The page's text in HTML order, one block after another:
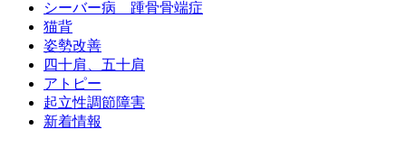
シーバー病 踵骨骨端症
猫背
姿勢改善
四十肩、五十肩
アトピー
起立性調節障害
新着情報